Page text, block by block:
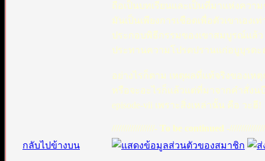
ถือเป็นบทเรียนและเป็นที่มาแห่งควา
มันเป็นเพียงการเชือดเพื่อตัวเขาเอง
ประกอบพิธีกรรมของเขาสมบูรณ์แล้
ประทานความโปรดปรานแก่อบูบุรดะ
อย่างไรก็ตาม เหตุผลที่แท้จริงของเ
หรือจะอะไรก็แล้วแต่ที่มาจากคำสั่ง
episode-vii เพราะสิ่งเหล่านั้น คือ วะฮี!
//////////////////- To be continued
กลับไปข้างบน